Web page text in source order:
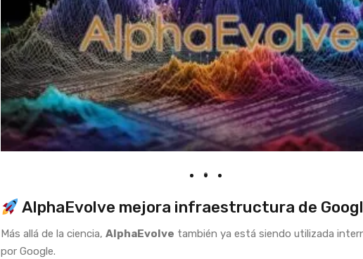
AlphaEvolve mejora infraestructura de
Más allá de la ciencia, AlphaEvolve también ya está siendo utilizada
por Google.